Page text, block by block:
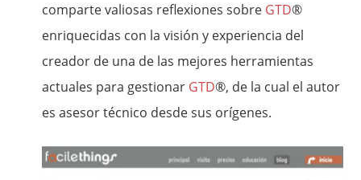
comparte valiosas reflexiones sobre GTD®
enriquecidas con la visión y experiencia del
creador de una de las mejores herramientas
actuales para gestionar GTD®, de la cual el autor
es asesor técnico desde sus orígenes.